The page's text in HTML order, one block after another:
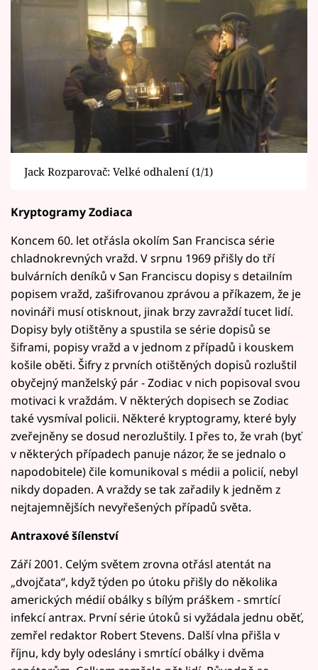
Jack Rozparovač: Velké odhalení (1/1)
Kryptogramy Zodiaca
Koncem 60. let otřásla okolím San Francisca série
chladnokrevných vražd. V srpnu 1969 přišly do tří
bulvárních deníků v San Franciscu dopisy s detailním
popisem vražd, zašifrovanou zprávou a příkazem, že je
novináři musí otisknout, jinak brzy zavraždí tucet lidí.
Dopisy byly otištěny a spustila se série dopisů se
šiframi, popisy vražd a v jednom z případů i kouskem
košile oběti. Šifry z prvních otištěných dopisů rozluštil
obyčejný manželský pár - Zodiac v nich popisoval svou
motivaci k vraždám. V některých dopisech se Zodiac
také vysmíval policii. Některé kryptogramy, které byly
zveřejněny se dosud nerozluštily. I přes to, že vrah (byť
v některých případech panuje názor, že se jednalo o
napodobitele) čile komunikoval s médii a policií, nebyl
nikdy dopaden. A vraždy se tak zařadily k jedněm z
nejtajemnějších nevyřešených případů světa.
Antraxové šílenství
Září 2001. Celým světem zrovna otřásl atentát na
„dvojčata“, když týden po útoku přišly do několika
amerických médií obálky s bílým práškem - smrtící
infekcí antrax. První série útoků si vyžádala jednu oběť,
zemřel redaktor Robert Stevens. Další vlna přišla v
říjnu, kdy byly odeslány i smrtící obálky i dvěma